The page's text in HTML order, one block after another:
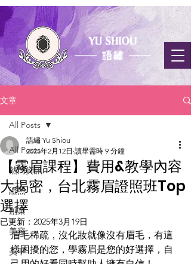
文章
All Posts
熱門資訊
證照
創業
美容
美甲
All Posts
【霧眉課程】費用&教學內容
大揭密，台北霧眉證照班Top
選擇
語繡 Yu Shiou
2025年2月12日 讀畢需時 9 分鐘
已更新： 2025年3月19日
眉毛稀疏，沒化妝就像沒有眉毛，有這
樣困擾的您，學霧眉是您的好選擇，自